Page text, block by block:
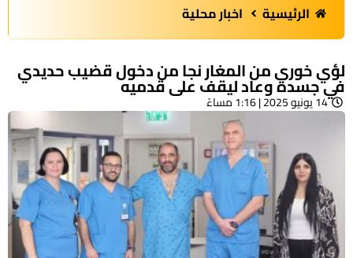
الرئيسية اخبار محلية
لؤي خوري من المغار نجا من دخول قضيب حديدي
في جسده وعاد ليقف على قدميه
14 يونيو 2025 | 1:16 مساءً